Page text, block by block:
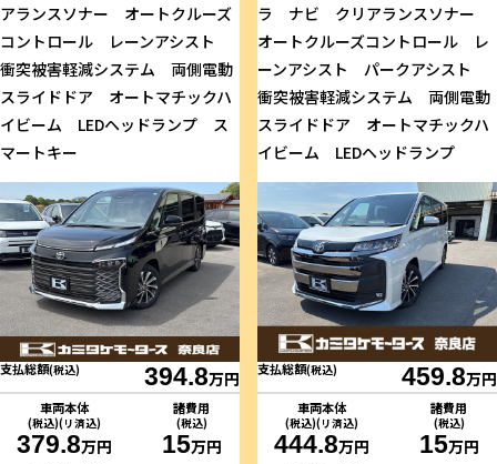
アランスソナー オートクルーズ
コントロール レーンアシスト
衝突被害軽減システム 両側電動
スライドドア オートマチックハ
イビーム LEDヘッドランプ ス
マートキー
支払総額(税込) 394.8万円
車両本体
(税込)(リ済込)
379.8万円
諸費用
(税込)
15万円
ラ ナビ クリアランスソナー
オートクルーズコントロール レ
ーンアシスト パークアシスト
衝突被害軽減システム 両側電動
スライドドア オートマチックハ
イビーム LEDヘッドランプ
支払総額(税込) 459.8万円
車両本体
(税込)(リ済込)
444.8万円
諸費用
(税込)
15万円